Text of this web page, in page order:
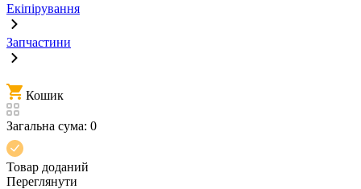
Екіпірування
Запчастини
Кошик
Загальна сума: 0
Товар доданий
Переглянути